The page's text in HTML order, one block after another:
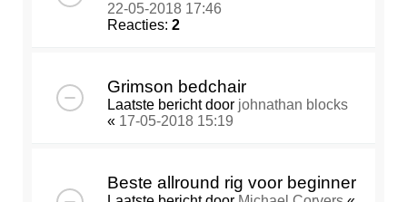
22-05-2018 17:46
Reacties: 2
Grimson bedchair
Laatste bericht door johnathan blocks
« 17-05-2018 15:19
Beste allround rig voor beginner